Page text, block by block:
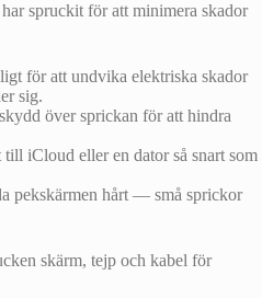
spruckit för att minimera skador
för att undvika elektriska skador
sig.
över sprickan för att hindra
till iCloud eller en dator så snart som
pekskärmen hårt — små sprickor